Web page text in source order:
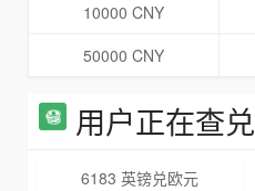
10000 CNY
50000 CNY
用户正在查兑
6183 英镑兑欧元